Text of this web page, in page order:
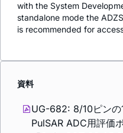
with the System
standalone mode the
is recommended for
資料
UG-682: 8/10ピンの
PulSAR ADC用評価